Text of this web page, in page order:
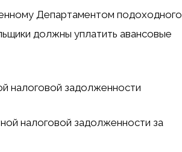
Департаментом подоходного
должны уплатить авансовые
налоговой задолженности
налоговой задолженности за